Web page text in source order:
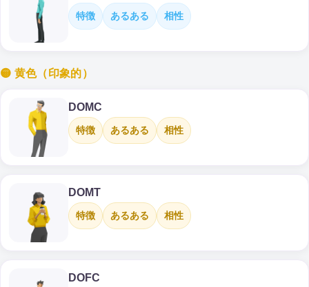
特徴 あるある 相性
🟡 黄色（印象的）
DOMC
特徴 あるある 相性
DOMT
特徴 あるある 相性
DOFC